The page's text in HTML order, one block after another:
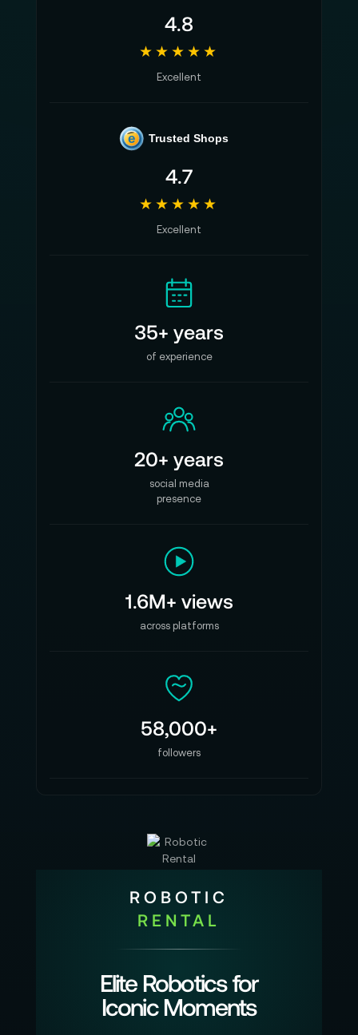
4.8
★★★★★
Excellent
e Trusted Shops
4.7
★★★★★
Excellent
35+ years
of experience
20+ years
social media
presence
1.6M+ views
across platforms
58,000+
followers
ROBOTIC
RENTAL
Elite Robotics for
Iconic Moments